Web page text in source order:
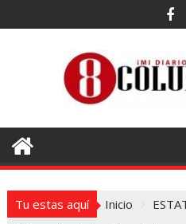
al
Tu estas aquí Inicio